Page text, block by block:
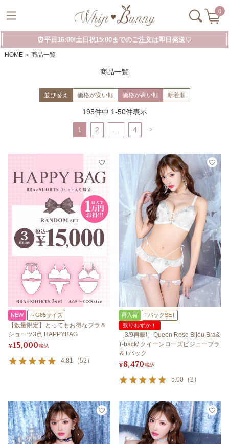
0
⏰平日16:00/土日祝15:00までのご注文は即日発送♡
HOME 商品一覧
商品一覧
並び替え 価格が安い順 価格が高い順 新着順
195件中 1-50件表示
1 2 4
NEW ～G85サイズ
【数量限定】とってもお得なブラ＆
ショーツ3点 HAPPYBAG
¥15,000税込
4.81 （52 ）
再入荷
TバックSET
残りわずか！
［3/9再販!］Queen Rose Bijou Bra&
T-back/ クイーンローズビジューブラ
＆Tバック
¥8,470税込
5.00 （2 ）